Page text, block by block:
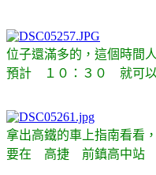
位子還滿多的，這個時間
預計 １０：３０ 就可以
拿出高鐵的車上指南看看
要在 高捷 前鎮高中站